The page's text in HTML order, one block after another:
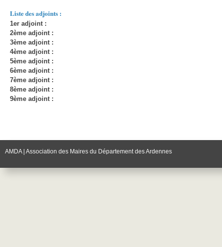
Liste des adjoints :
1er adjoint :
2ème adjoint :
3ème adjoint :
4ème adjoint :
5ème adjoint :
6ème adjoint :
7ème adjoint :
8ème adjoint :
9ème adjoint :
AMDA | Association des Maires du Département des Ardennes